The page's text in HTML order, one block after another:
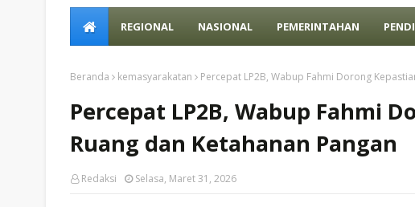
REGIONAL NASIONAL PEMERINTAHAN
Beranda kemasyarakatan Percepat LP2B, Wabup Fahmi Dorong
Percepat LP2B, Wabup Fahmi
Ruang dan Ketahanan Pangan
Redaksi Selasa, Maret 31, 2026